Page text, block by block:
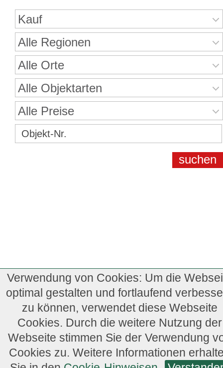
Verwendung von Cookies: Um die
optimal gestalten und fortlaufend
zu können, verwendet diese Webseite
Cookies. Durch die weitere Nutzung der
Webseite stimmen Sie der Verwendung
Cookies zu. Weitere Informationen
Kauf
Alle Regionen
Alle Orte
Alle Objektarten
Alle Preise